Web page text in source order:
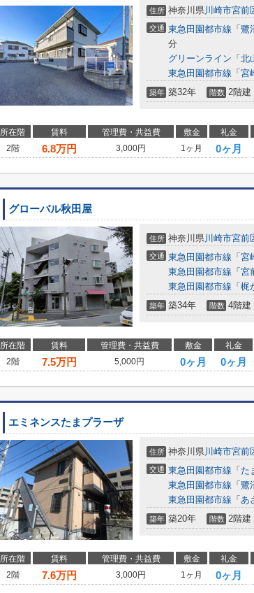
住所 神奈川県川崎市宮前
交通 東急田園都市線 「 鷺
分
グリーンライン 「 北
東急田園都市線 「 宮
築年 築32年 階数 2階建
所在階 賃料 管理費・共益費 敷金 礼金
2階
6.8万円 3,000円 1ヶ月 0ヶ月
グローバル秋田屋
住所 神奈川県川崎市宮前
交通 東急田園都市線 「 宮
東急田園都市線 「 宮
東急田園都市線 「 梶
築年 築34年 階数 4階建
所在階 賃料 管理費・共益費 敷金 礼金
2階
7.5万円 5,000円 0ヶ月 0ヶ月
エミネンスたまプラーザ
住所 神奈川県川崎市宮前
交通 東急田園都市線 「 た
東急田園都市線 「 鷺
東急田園都市線 「 あ
築年 築20年 階数 2階建
所在階 賃料 管理費・共益費 敷金 礼金
2階
7.6万円 3,000円 1ヶ月 0ヶ月